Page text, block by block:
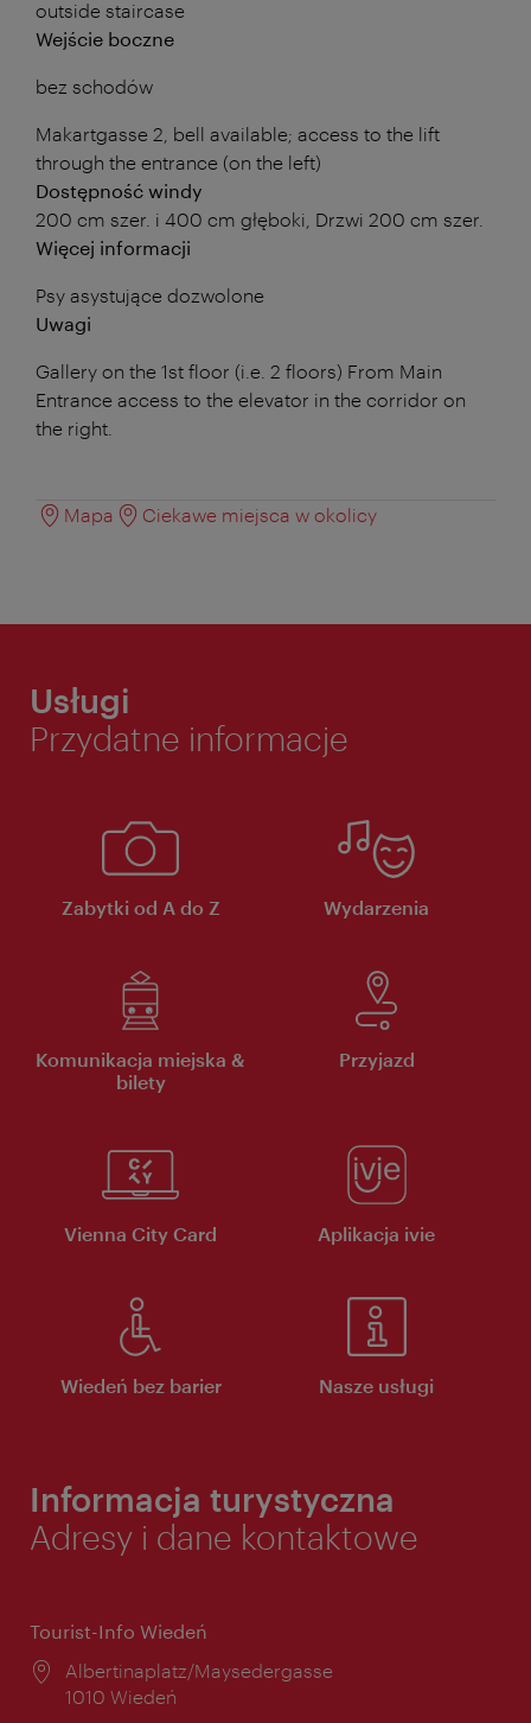
outside staircase
Wejście boczne
bez schodów
Makartgasse 2, bell available; access to the lift
through the entrance (on the left)
Dostępność windy
200 cm szer. i 400 cm głęboki, Drzwi 200 cm szer.
Więcej informacji
Psy asystujące dozwolone
Uwagi
Gallery on the 1st floor (i.e. 2 floors) From Main
Entrance access to the elevator in the corridor on
the right.
Mapa Ciekawe miejsca w okolicy
Usługi
Przydatne informacje
Zabytki od A do Z Wydarzenia
Komunikacja miejska &
bilety
Przyjazd
Vienna City Card Aplikacja ivie
Wiedeń bez barier Nasze usługi
Informacja turystyczna
Adresy i dane kontaktowe
Tourist-Info Wiedeń
Miejsce:
Albertinaplatz/Maysedergasse
1010 Wiedeń